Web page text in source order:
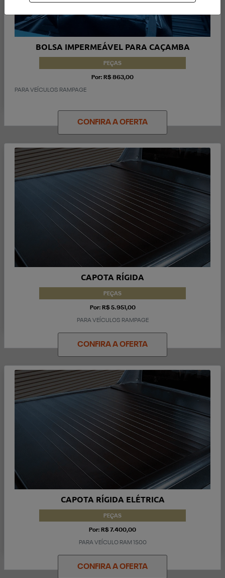
BOLSA IMPERMEÁVEL PARA CAÇAMBA
PEÇAS
Por: R$ 863,00
PARA VEÍCULOS RAMPAGE
CONFIRA A OFERTA
CAPOTA RÍGIDA
PEÇAS
Por: R$ 5.951,00
PARA VEÍCULOS RAMPAGE
CONFIRA A OFERTA
CAPOTA RÍGIDA ELÉTRICA
PEÇAS
Por: R$ 7.400,00
PARA VEÍCULO RAM 1500
CONFIRA A OFERTA